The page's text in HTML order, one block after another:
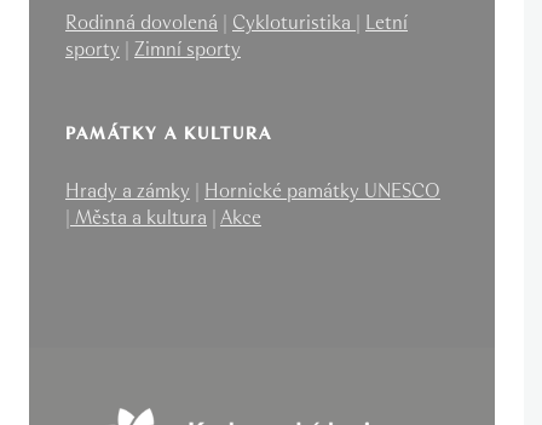
Rodinná dovolená Cykloturistika
Letní
sporty
Zimní sporty
PAMÁTKY A KULTURA
Hrady a zámky
Hornické památky UNESCO
Města a kultura Akce